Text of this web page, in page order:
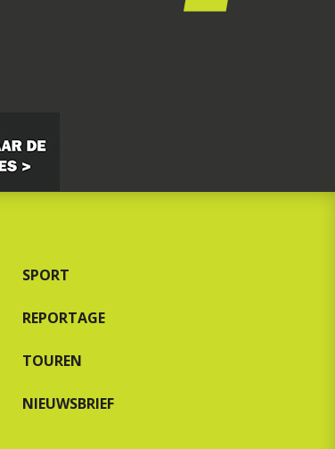
SPORT
REPORTAGE
TOUREN
NIEUWSBRIEF